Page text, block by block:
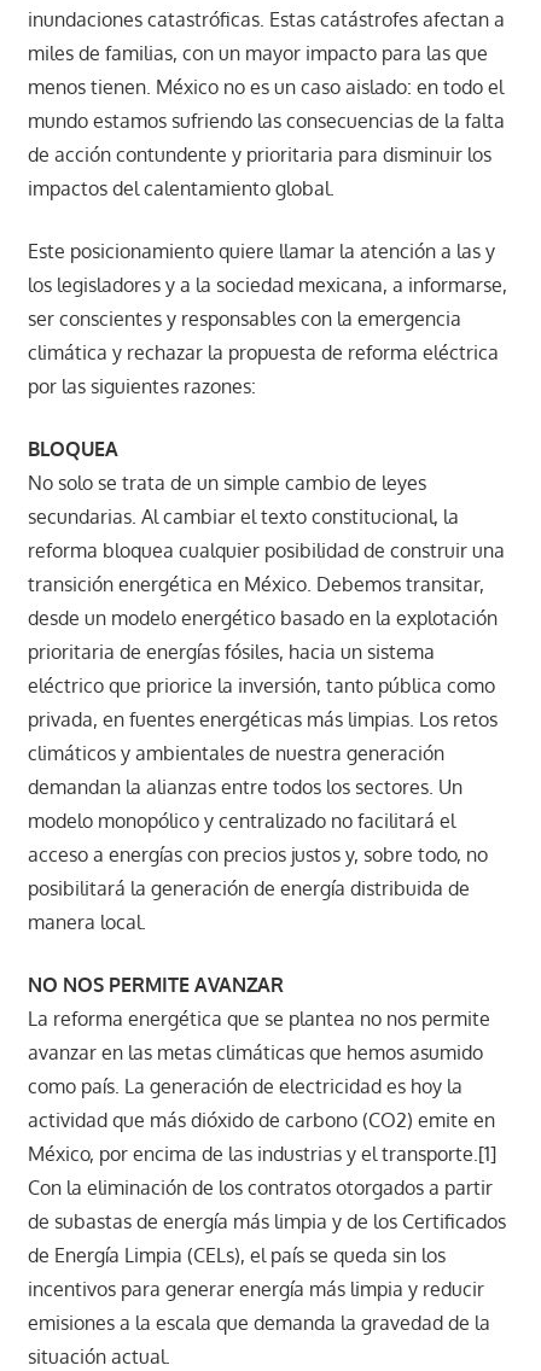
inundaciones catastróficas. Estas catástrofes afectan a
miles de familias, con un mayor impacto para las que
menos tienen. México no es un caso aislado: en todo el
mundo estamos sufriendo las consecuencias de la falta
de acción contundente y prioritaria para disminuir los
impactos del calentamiento global.
Este posicionamiento quiere llamar la atención a las y
los legisladores y a la sociedad mexicana, a informarse,
ser conscientes y responsables con la emergencia
climática y rechazar la propuesta de reforma eléctrica
por las siguientes razones:
BLOQUEA
No solo se trata de un simple cambio de leyes
secundarias. Al cambiar el texto constitucional, la
reforma bloquea cualquier posibilidad de construir una
transición energética en México. Debemos transitar,
desde un modelo energético basado en la explotación
prioritaria de energías fósiles, hacia un sistema
eléctrico que priorice la inversión, tanto pública como
privada, en fuentes energéticas más limpias. Los retos
climáticos y ambientales de nuestra generación
demandan la alianzas entre todos los sectores. Un
modelo monopólico y centralizado no facilitará el
acceso a energías con precios justos y, sobre todo, no
posibilitará la generación de energía distribuida de
manera local.
NO NOS PERMITE AVANZAR
La reforma energética que se plantea no nos permite
avanzar en las metas climáticas que hemos asumido
como país. La generación de electricidad es hoy la
actividad que más dióxido de carbono (CO2) emite en
México, por encima de las industrias y el transporte.[1]
Con la eliminación de los contratos otorgados a partir
de subastas de energía más limpia y de los Certificados
de Energía Limpia (CELs), el país se queda sin los
incentivos para generar energía más limpia y reducir
emisiones a la escala que demanda la gravedad de la
situación actual.